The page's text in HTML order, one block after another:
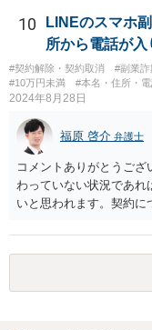
10
LINEのスマホ
所から電話が入
#契約解除・契約取消 #副業詐
#10万円未満
#本名・住所・
2024年8月28日
福原 啓介 弁護士
コメントありがとうご
わっていない状況であ
いと思われます。契約
いただけますと幸いです